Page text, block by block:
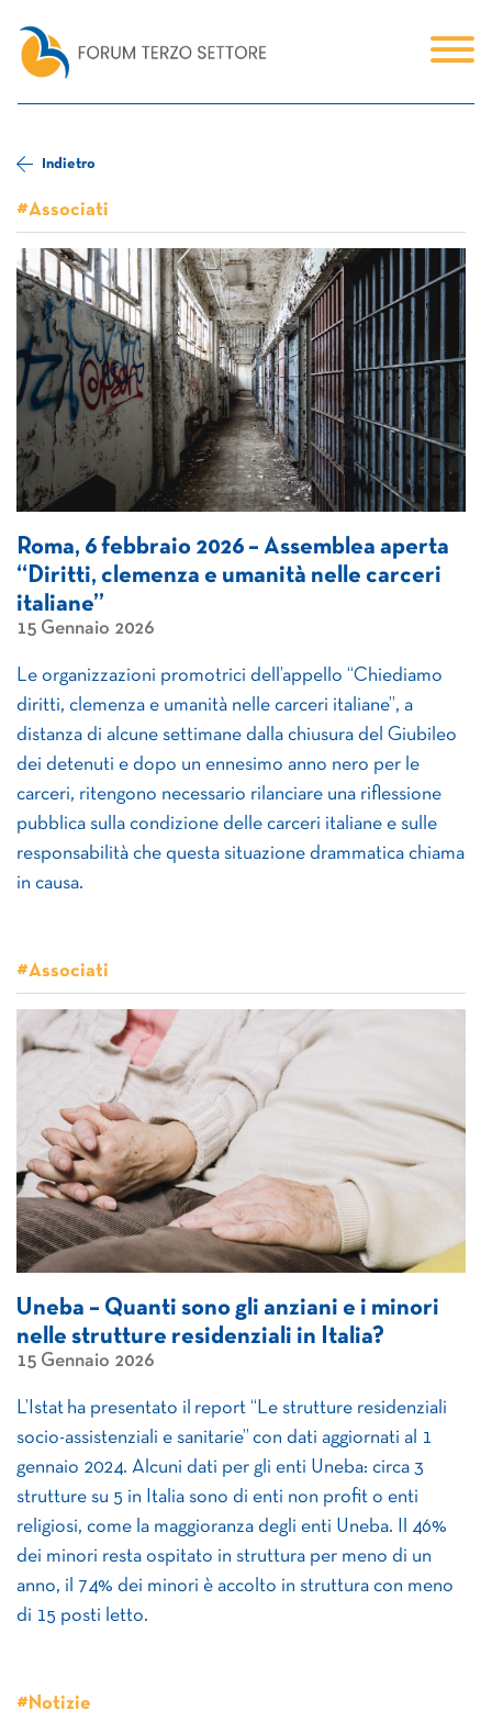
Indietro
#Associati
Roma, 6 febbraio 2026 – Assemblea aperta
“Diritti, clemenza e umanità nelle carceri
italiane”
15 Gennaio 2026
Le organizzazioni promotrici dell’appello “Chiediamo
diritti, clemenza e umanità nelle carceri italiane”, a
distanza di alcune settimane dalla chiusura del Giubileo
dei detenuti e dopo un ennesimo anno nero per le
carceri, ritengono necessario rilanciare una riflessione
pubblica sulla condizione delle carceri italiane e sulle
responsabilità che questa situazione drammatica chiama
in causa.
#Associati
Uneba – Quanti sono gli anziani e i minori
nelle strutture residenziali in Italia?
15 Gennaio 2026
L’Istat ha presentato il report “Le strutture residenziali
socio-assistenziali e sanitarie” con dati aggiornati al 1
gennaio 2024. Alcuni dati per gli enti Uneba: circa 3
strutture su 5 in Italia sono di enti non profit o enti
religiosi, come la maggioranza degli enti Uneba. Il 46%
dei minori resta ospitato in struttura per meno di un
anno, il 74% dei minori è accolto in struttura con meno
di 15 posti letto.
#Notizie